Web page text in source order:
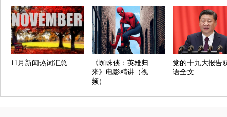
11月新闻热词汇总
《蜘蛛侠：英雄归
来》电影精讲（视
频）
党的十九大报告
语全文